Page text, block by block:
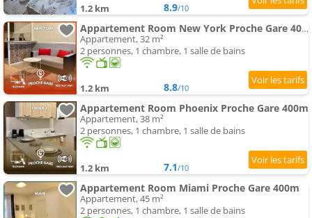
1.2 km 8.9/10
Appartement Room New York Proche Gare 400m
Appartement, 32 m²
2 personnes, 1 chambre, 1 salle de bains
1.2 km 8.8/10
Appartement Room Phoenix Proche Gare 400m
Appartement, 38 m²
2 personnes, 1 chambre, 1 salle de bains
1.2 km 7.1/10
Appartement Room Miami Proche Gare 400m
Appartement, 45 m²
2 personnes, 1 chambre, 1 salle de bains